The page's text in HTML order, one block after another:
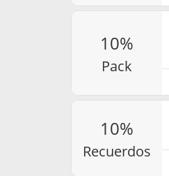
10%
pack
10%
recuerdos